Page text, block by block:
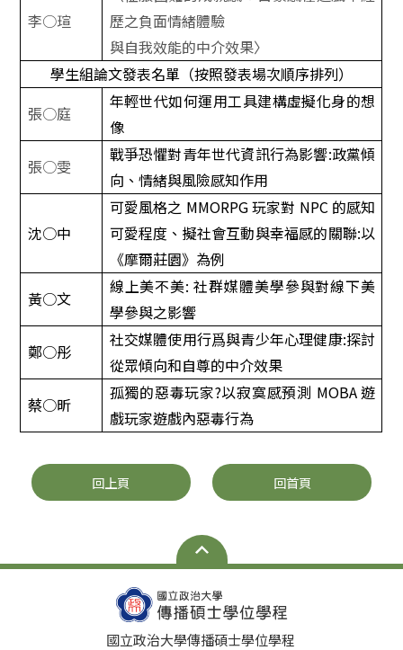
李○瑄
歷之負面情緒體驗
與自我效能的中介效果〉
學生組論文發表名單（按照發表場次順序排列）
張○庭
年輕世代如何運用工具建構虛擬化身的想
像
張○雯
戰爭恐懼對青年世代資訊行為影響:政黨傾
向、情緒與風險感知作用
沈○中
可愛風格之 MMORPG玩家對 NPC 的感知
可愛程度、擬社會互動與幸福感的關聯:以
《摩爾莊園》為例
黃○文
線上美不美:社群媒體美學參與對線下美
學參與之影響
鄭○彤
社交媒體使用行爲與青少年心理健康:探討
從眾傾向和自尊的中介效果
蔡○昕
孤獨的惡毒玩家?以寂寞感預測 MOBA遊
戲玩家遊戲內惡毒行為
回上頁 回首頁
國立政治大學傳播碩士學位學程